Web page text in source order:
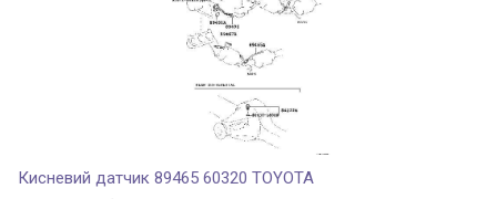
HIACE / COMMUTER
HIGHLANDER
HIGHLANDER / KLUGER
Кисневий датчик 89465 60320 TOYOTA